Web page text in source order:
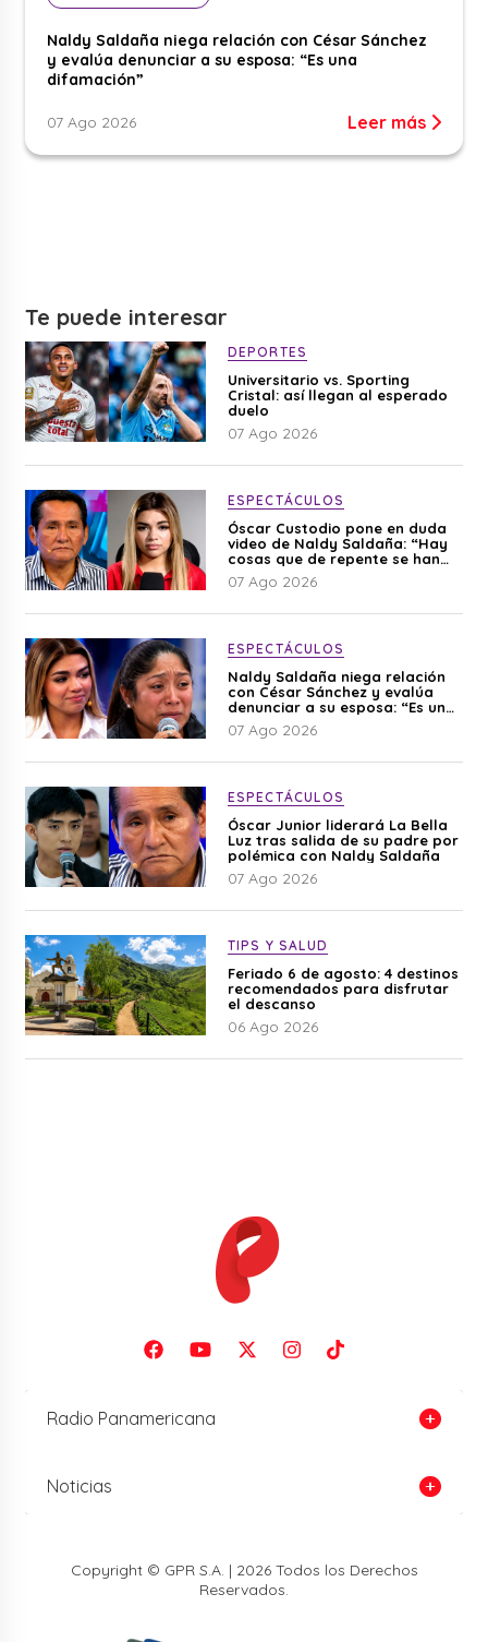
Naldy Saldaña niega relación con César Sánchez
y evalúa denunciar a su esposa: “Es una
difamación”
07 Ago 2026 Leer más
Te puede interesar
DEPORTES
Universitario vs. Sporting
Cristal: así llegan al esperado
duelo
07 Ago 2026
ESPECTÁCULOS
Óscar Custodio pone en duda
video de Naldy Saldaña: “Hay
cosas que de repente se han
editado”
07 Ago 2026
ESPECTÁCULOS
Naldy Saldaña niega relación
con César Sánchez y evalúa
denunciar a su esposa: “Es una
difamación”
07 Ago 2026
ESPECTÁCULOS
Óscar Junior liderará La Bella
Luz tras salida de su padre por
polémica con Naldy Saldaña
07 Ago 2026
TIPS Y SALUD
Feriado 6 de agosto: 4 destinos
recomendados para disfrutar
el descanso
06 Ago 2026
Radio Panamericana
Noticias
Copyright © GPR S.A. | 2026 Todos los Derechos
Reservados.